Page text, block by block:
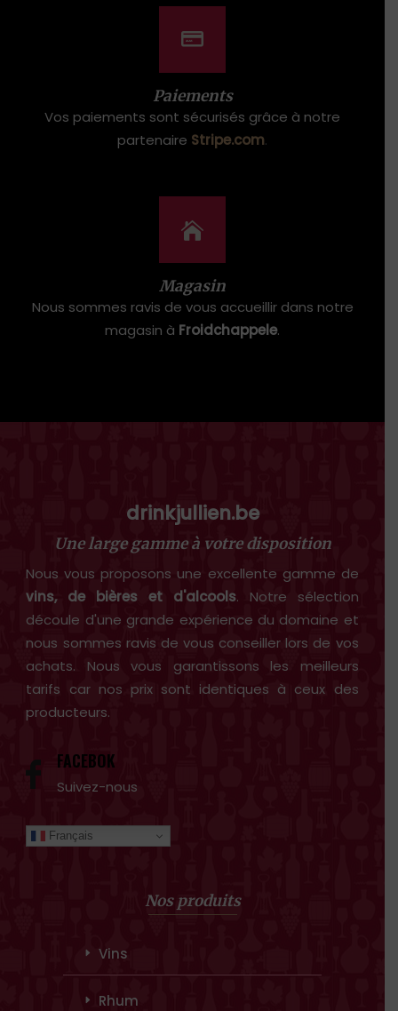
Paiements
Vos paiements sont sécurisés grâce à notre
partenaire Stripe.com.
Magasin
Nous sommes ravis de vous accueillir dans notre
magasin à Froidchappele.
drinkjullien.be
Une large gamme à votre disposition
Nous vous proposons une excellente gamme de
vins, de bières et d'alcools. Notre sélection
découle d'une grande expérience du domaine et
nous sommes ravis de vous conseiller lors de vos
achats. Nous vous garantissons les meilleurs
tarifs car nos prix sont identiques à ceux des
producteurs.
FACEBOK
Suivez-nous
Français
Nos produits
Vins
Rhum